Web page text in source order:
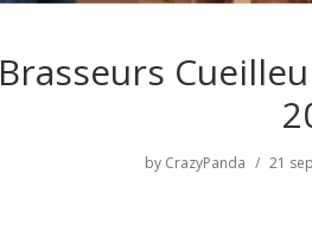
Brasseurs
by CrazyPanda 21